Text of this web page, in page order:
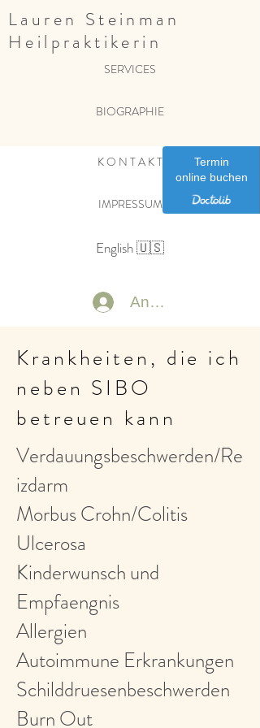
Lauren Steinman
Heilpraktikerin
SERVICES
BIOGRAPHIE
K O N T A K T
IMPRESSUM
English 🇺🇸
Anmelden
Krankheiten, die ich
neben SIBO
betreuen kann
Verdauungsbeschwerden/Re
izdarm
Morbus Crohn/Colitis
Ulcerosa
Kinderwunsch und
Empfaengnis
Allergien
Autoimmune Erkrankungen
Schilddruesenbeschwerden
Burn Out
Termin
online buchen